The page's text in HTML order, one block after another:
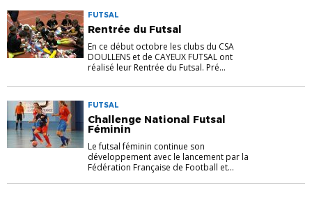
FUTSAL
Rentrée du Futsal
En ce début octobre les clubs du CSA
DOULLENS et de CAYEUX FUTSAL ont
réalisé leur Rentrée du Futsal. Pré...
FUTSAL
Challenge National Futsal
Féminin
Le futsal féminin continue son
développement avec le lancement par la
Fédération Française de Football et...